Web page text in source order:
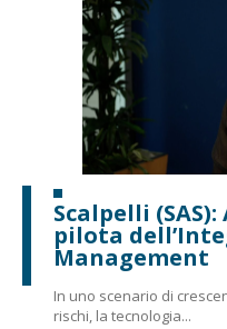
Scalpelli
pilota
Management
In uno scenario di
rischi, la tecnologia...